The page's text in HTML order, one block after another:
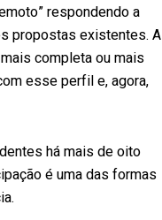
respondendo a
propostas existentes. A
completa ou mais
esse perfil e, agora,
há mais de oito
é uma das formas